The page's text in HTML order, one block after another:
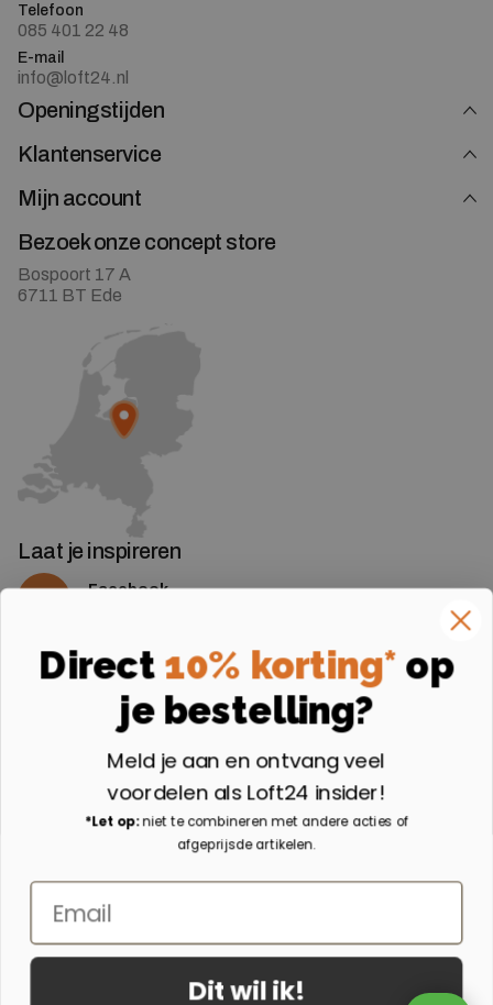
Telefoon
085 401 22 48
E-mail
info@loft24.nl
Openingstijden
Klantenservice
Mijn account
Bezoek onze concept store
Bospoort 17 A
6711 BT Ede
Laat je inspireren
Facebook
Instagram
Volg ons op Instagram
Aangesloten bij
Direct 10% korting* op
je bestelling?
Meld je aan en ontvang veel
voordelen als Loft24 insider!
*Let op:niet te combineren met andere acties of
afgeprijsde artikelen.
Email
Dit wil ik!